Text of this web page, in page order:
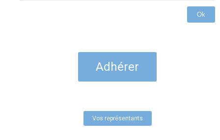
Ok
Adhérer
Vos représentants